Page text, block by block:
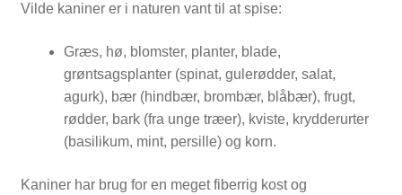
Vilde kaniner er i naturen vant til at spise:
Græs, hø, blomster, planter, blade,
grøntsagsplanter (spinat, gulerødder, salat,
agurk), bær (hindbær, brombær, blåbær), frugt,
rødder, bark (fra unge træer), kviste, krydderurter
(basilikum, mint, persille) og korn.
Kaniner har brug for en meget fiberrig kost og